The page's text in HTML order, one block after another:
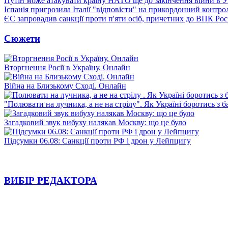
Іспанія пригрозила Італії "відповісти" на прикордонний
ЄС запровадив санкції проти п'яти осіб, причетних до ВПК
Сюжети
Вторгнення Росії в Україну. Онлайн
Війна на Близькому Сході. Онлайн
"Полювати на лучника, а не на стрілу". Як Україні боротись з
Загадковий звук вибуху налякав Москву: що це було
Підсумки 06.08: Санкції проти РФ і дрон у Лейпцигу
ВИБІР РЕДАКТОРА